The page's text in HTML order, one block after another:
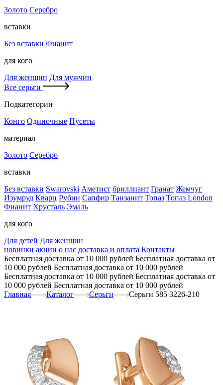
Золото Серебро
вставки
Без вставки Фианит
для кого
Для женщин Для мужчин
Все серьги
Подкатегории
Конго Одиночные Пусеты
материал
Золото Серебро
вставки
Без вставки Swarovski Аметист бриллиант Гранат Жемчуг
Изумруд Кварц Рубин Сапфир Танзанит Топаз Топаз London
Фианит Хрусталь Эмаль
для кого
Для детей Для женщин
новинки акции о нас доставка и оплата Контакты
Бесплатная доставка от 10 000 рублей Бесплатная доставка от
10 000 рублей Бесплатная доставка от 10 000 рублей
Бесплатная доставка от 10 000 рублей Бесплатная доставка от
10 000 рублей Бесплатная доставка от 10 000 рублей
Главная
Каталог Серьги Серьги 585 3226-210